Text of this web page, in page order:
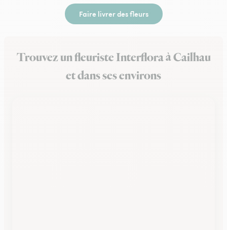
Faire livrer des fleurs
Trouvez un fleuriste Interflora à Cailhau
et dans ses environs